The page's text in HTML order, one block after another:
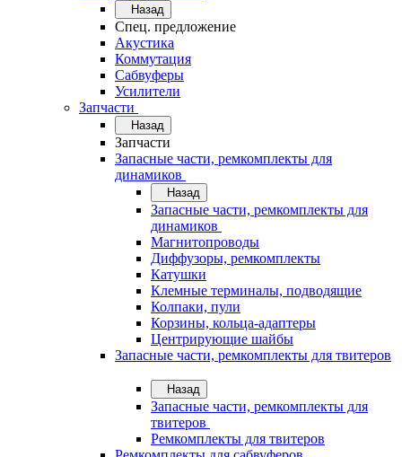
Назад
Спец. предложение
Акустика
Коммутация
Сабвуферы
Усилители
Запчасти
Назад
Запчасти
Запасные части, ремкомплекты для
динамиков
Назад
Запасные части, ремкомплекты для
динамиков
Магнитопроводы
Диффузоры, ремкомплекты
Катушки
Клемные терминалы, подводящие
Колпаки, пули
Корзины, кольца-адаптеры
Центрирующие шайбы
Запасные части, ремкомплекты для твитеров
Назад
Запасные части, ремкомплекты для
твитеров
Ремкомплекты для твитеров